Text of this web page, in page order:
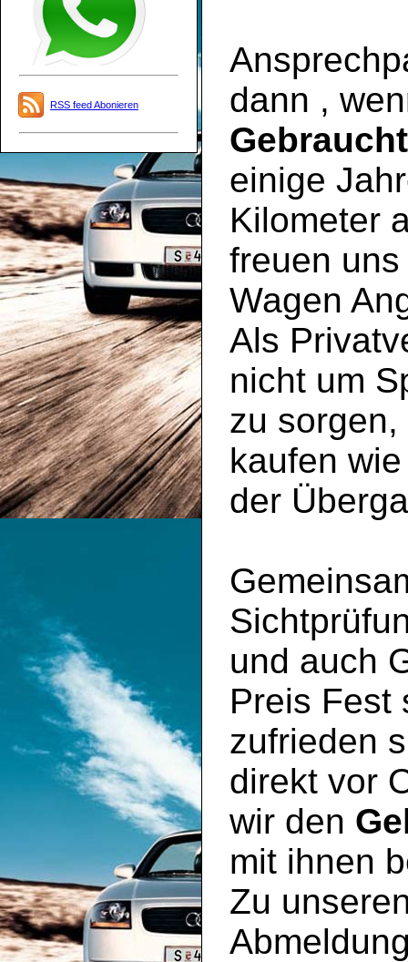
RSS feed Abonieren
dann ,
einige
Kilometer
freuen
Wagen
Als
nicht um
zu
kaufen
der
und auch
Preis Fest
zufrieden
direkt vor
wir den
mit ihnen
Zu